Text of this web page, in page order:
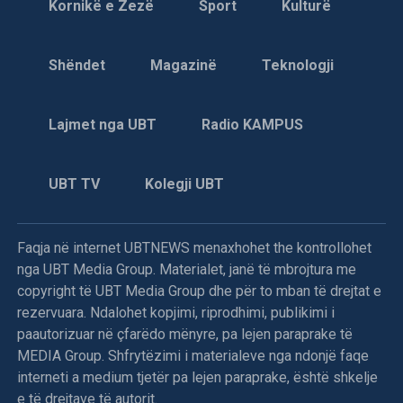
njoftoi trupin gjykues se “prokurori ishte po kaq i
hetuese Danica Marinkoviq ka pohuar se nuk ka marrë
Dulah Sallahu mohoi pjesën e parë të aktakuzës, e cila, siç
tha ai, ka të bëjë me të. Unë, tha ai, jam anëtar i LDK-së që
prej themelimit të saj, ndërsa prej vitit 1993 kryetar i
nëndegës së kësaj partie politike në fshatin Orlloviq.
Nuk kam pranuar, vazhdoi ai, të bëhem anëtar i LKÇK-së. Ai
shpjegoi se gjatë marrjes në pyetje para gjykatëses Danica
Kornikë e Zezë Sport Kulturë
Shëndet Magazinë Teknologji
Lajmet nga UBT Radio KAMPUS
UBT TV Kolegji UBT
Faqja në internet UBTNEWS menaxhohet the kontrollohet
nga UBT Media Group. Materialet, janë të mbrojtura me
copyright të UBT Media Group dhe për to mban të drejtat e
rezervuara. Ndalohet kopjimi, riprodhimi, publikimi i
paautorizuar në çfarëdo mënyre, pa lejen paraprake të
MEDIA Group. Shfrytëzimi i materialeve nga ndonjë faqe
interneti a medium tjetër pa lejen paraprake, është shkelje
e të drejtave të autorit.